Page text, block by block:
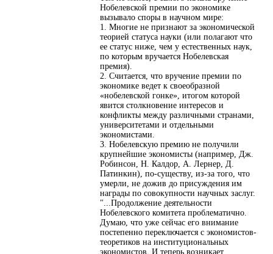
Нобелевской премии по экономике
вызывало споры в научном мире:
1. Многие не признают за экономической
теорией статуса науки (или полагают что
ее статус ниже, чем у естественных наук,
по которым вручается Нобелевская
премия).
2. Считается, что вручение премии по
экономике ведет к своеобразной
«нобелевской гонке», итогом которой
явится столкновение интересов и
конфликты между различными странами,
университетами и отдельными
экономистами.
3. Нобелевскую премию не получили
крупнейшие экономисты (например, Дж.
Робинсон, Н. Калдор, А. Лернер, Д.
Патинкин), по-существу, из-за того, что
умерли, не дожив до присуждения им
награды по совокупности научных заслуг.
"...Продолжение деятельности
Нобелевского комитета проблематично.
Думаю, что уже сейчас его внимание
постепенно переключается с экономистов-
теоретиков на институциональных
экономистов. И теперь возникает